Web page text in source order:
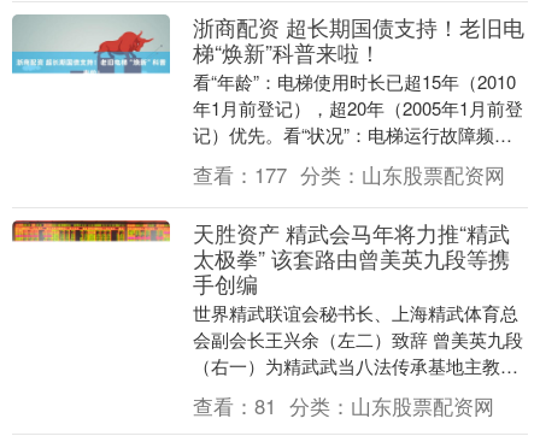
浙商配资 超长期国债支持！老旧电
梯“焕新”科普来啦！
看“年龄”：电梯使用时长已超15年（2010
年1月前登记），超20年（2005年1月前登
记）优先。看“状况”：电梯运行故障频率
高，严重影响日常出行安全。“高”：....
查看： 177 分类： 山东股票配资网
天胜资产 精武会马年将力推“精武
太极拳” 该套路由曾美英九段等携
手创编
世界精武联谊会秘书长、上海精武体育总
会副会长王兴余（左二）致辞 曾美英九段
（右一）为精武武当八法传承基地主教练
解礼德（左一）等颁发获奖证书 马年春节
过后的3月2....
查看： 81 分类： 山东股票配资网